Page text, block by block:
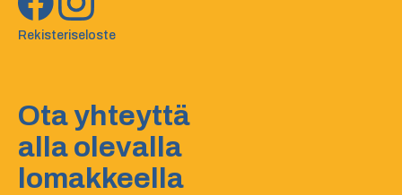
Rekisteriseloste
Ota yhteyttä
alla olevalla
lomakkeella